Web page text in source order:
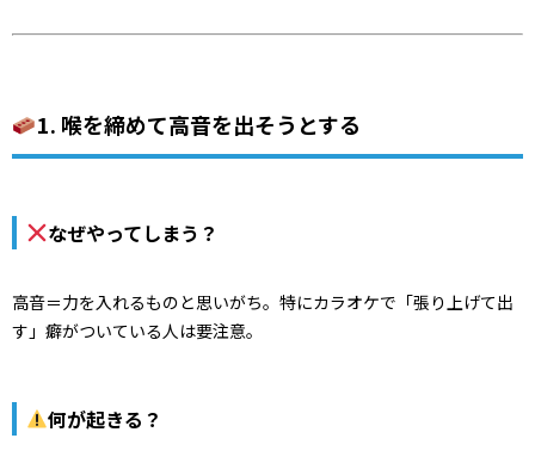
1. 喉を締めて高音を出そうとする
なぜやってしまう？
高音＝力を入れるものと思いがち。特にカラオケで「張り上げて出
す」癖がついている人は要注意。
何が起きる？